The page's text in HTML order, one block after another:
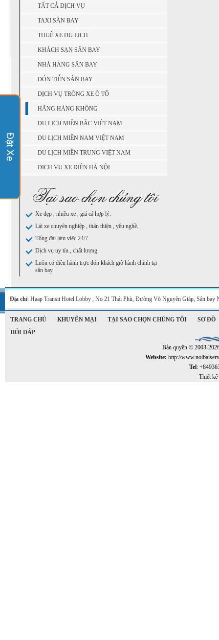
TẤT CẢ DỊCH VỤ
TAXI SÂN BAY
THUÊ XE DU LỊCH
KHÁCH SẠN SÂN BAY
NHÀ HÀNG SÂN BAY
ĐÓN TIỄN SÂN BAY
DỊCH VỤ TRÔNG XE Ô TÔ
HÃNG HÀNG KHÔNG
DU LỊCH MIỀN BẮC VIỆT NAM
DU LỊCH MIỀN NAM VIỆT NAM
DU LỊCH MIỀN TRUNG VIỆT NAM
DỊCH VỤ XE ĐIÊN HÀ NỘI
Xe đẹp , nhiều xe , giá cả hợp lý.
Lái xe chuyên nghiệp , thân thiện , yêu nghề.
Tổng đài làm việc 24/7
Dịch vụ uy tín , chất lượng
Luôn có điều hành trực đón khách giờ hành chính tại
sân bay.
Địa chỉ: Haap Transit Hotel Lobby , No 21 Thái Phù, Đường Võ Nguyên Giáp, Sân bay
TRANG CHỦ KHUYẾN MẠI TẠI SAO CHỌN CHÚNG TÔI
SƠ ĐỒ
HỎI ĐÁP
Bản quyền © 2003-
Website: http://
Tel:
Thiết kế